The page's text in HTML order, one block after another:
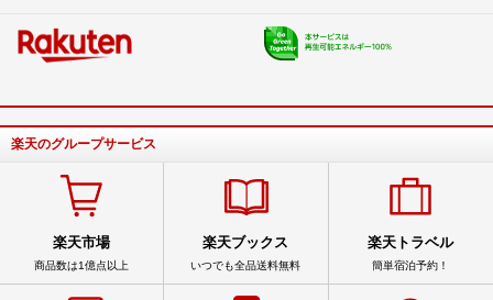
楽天のグループサービス
楽天市場
商品数は1億点以上
楽天ブックス
いつでも全品送料無料
楽天トラベル
簡単宿泊予約！